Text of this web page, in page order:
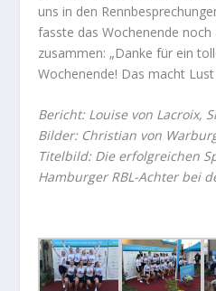
uns in den
fasste das Wochenende
zusammen: „Danke für ein
Wochenende! Das macht
Bericht: Louise von Lacroix,
Bilder: Christian von
Titelbild: Die erfolgreichen
Hamburger RBL-Achter bei